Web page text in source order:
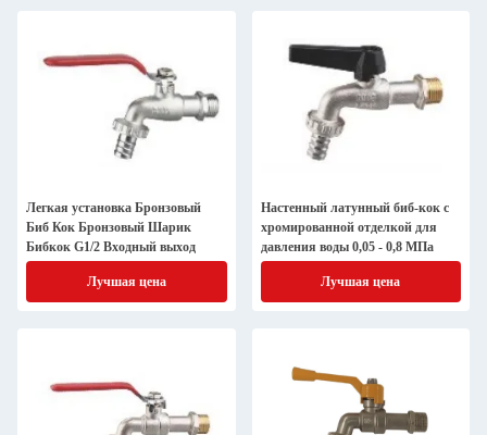
Легкая установка Бронзовый
Биб Кок Бронзовый Шарик
Бибкок G1/2 Входный выход
Лучшая цена
Настенный латунный биб-кок с
хромированной отделкой для
давления воды 0,05 - 0,8 МПа
Лучшая цена